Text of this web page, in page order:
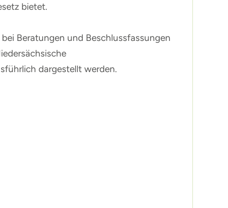
bietet.
Beratungen und Beschlussfassungen
dargestellt werden.